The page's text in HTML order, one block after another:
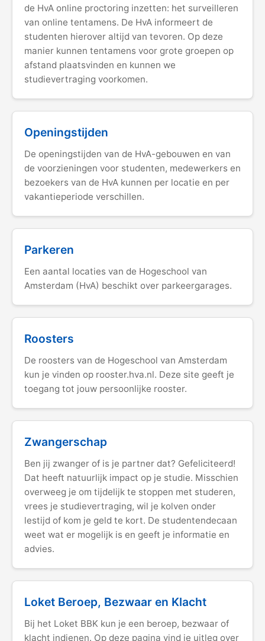
de HvA online proctoring inzetten: het surveilleren
van online tentamens. De HvA informeert de
studenten hierover altijd van tevoren. Op deze
manier kunnen tentamens voor grote groepen op
afstand plaatsvinden en kunnen we
studievertraging voorkomen.
Openingstijden
De openingstijden van de HvA-gebouwen en van
de voorzieningen voor studenten, medewerkers en
bezoekers van de HvA kunnen per locatie en per
vakantieperiode verschillen.
Parkeren
Een aantal locaties van de Hogeschool van
Amsterdam (HvA) beschikt over parkeergarages.
Roosters
De roosters van de Hogeschool van Amsterdam
kun je vinden op rooster.hva.nl. Deze site geeft je
toegang tot jouw persoonlijke rooster.
Zwangerschap
Ben jij zwanger of is je partner dat? Gefeliciteerd!
Dat heeft natuurlijk impact op je studie. Misschien
overweeg je om tijdelijk te stoppen met studeren,
vrees je studievertraging, wil je kolven onder
lestijd of kom je geld te kort. De studentendecaan
weet wat er mogelijk is en geeft je informatie en
advies.
Loket Beroep, Bezwaar en Klacht
Bij het Loket BBK kun je een beroep, bezwaar of
klacht indienen. Op deze pagina vind je uitleg over